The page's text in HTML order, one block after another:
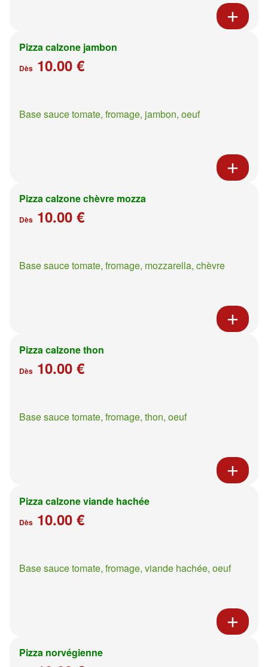
Pizza calzone jambon
Dès 10.00 €
Base sauce tomate, fromage, jambon, oeuf
Pizza calzone chèvre mozza
Dès 10.00 €
Base sauce tomate, fromage, mozzarella, chèvre
Pizza calzone thon
Dès 10.00 €
Base sauce tomate, fromage, thon, oeuf
Pizza calzone viande hachée
Dès 10.00 €
Base sauce tomate, fromage, viande hachée, oeuf
Pizza norvégienne